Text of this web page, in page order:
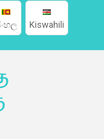
Kiswahili